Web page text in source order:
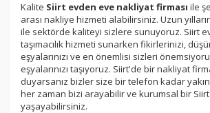
Kalite Siirt evden eve nakliyat firması ile
arası nakliye hizmeti alabilirsiniz. Uzun
ile sektörde kaliteyi sizlere sunuyoruz. Siirt
taşımacılık hizmeti sunarken fikirlerinizi,
eşyalarınızı ve en önemlisi sizleri
eşyalarınızı taşıyoruz. Siirt'de bir nakliyat
duyarsanız bizler size bir telefon kadar
her zaman bizi arayabilir ve kurumsal bir
yaşayabilirsiniz.